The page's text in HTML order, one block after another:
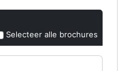
Selecteer alle brochures